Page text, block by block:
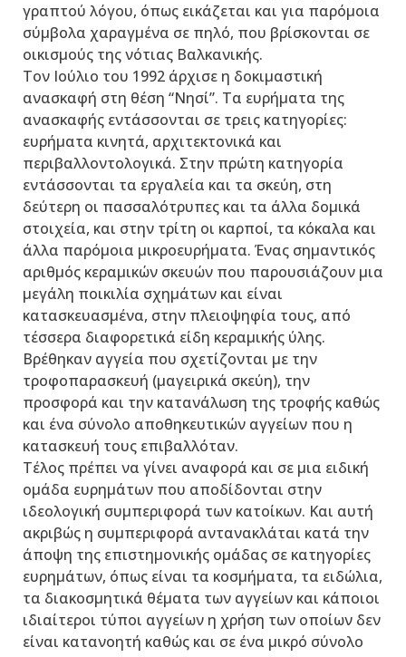
γραπτού λόγου, όπως εικάζεται και για παρόμοια
σύμβολα χαραγμένα σε πηλό, που βρίσκονται σε
οικισμούς της νότιας Βαλκανικής.
Τον Ιούλιο του 1992 άρχισε η δοκιμαστική
ανασκαφή στη θέση “Νησί”. Τα ευρήματα της
ανασκαφής εντάσσονται σε τρεις κατηγορίες:
ευρήματα κινητά, αρχιτεκτονικά και
περιβαλλοντολογικά. Στην πρώτη κατηγορία
εντάσσονται τα εργαλεία και τα σκεύη, στη
δεύτερη οι πασσαλότρυπες και τα άλλα δομικά
στοιχεία, και στην τρίτη οι καρποί, τα κόκαλα και
άλλα παρόμοια μικροευρήματα. Ένας σημαντικός
αριθμός κεραμικών σκευών που παρουσιάζουν μια
μεγάλη ποικιλία σχημάτων και είναι
κατασκευασμένα, στην πλειοψηφία τους, από
τέσσερα διαφορετικά είδη κεραμικής ύλης.
Βρέθηκαν αγγεία που σχετίζονται με την
τροφοπαρασκευή (μαγειρικά σκεύη), την
προσφορά και την κατανάλωση της τροφής καθώς
και ένα σύνολο αποθηκευτικών αγγείων που η
κατασκευή τους επιβαλλόταν.
Τέλος πρέπει να γίνει αναφορά και σε μια ειδική
ομάδα ευρημάτων που αποδίδονται στην
ιδεολογική συμπεριφορά των κατοίκων. Και αυτή
ακριβώς η συμπεριφορά αντανακλάται κατά την
άποψη της επιστημονικής ομάδας σε κατηγορίες
ευρημάτων, όπως είναι τα κοσμήματα, τα ειδώλια,
τα διακοσμητικά θέματα των αγγείων και κάποιοι
ιδιαίτεροι τύποι αγγείων η χρήση των οποίων δεν
είναι κατανοητή καθώς και σε ένα μικρό σύνολο